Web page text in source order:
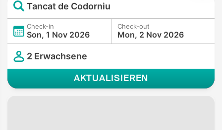
Tancat de Codorniu
Check-in
Son, 1 Nov 2026
Check-out
Mon, 2 Nov 2026
2 Erwachsene
AKTUALISIEREN